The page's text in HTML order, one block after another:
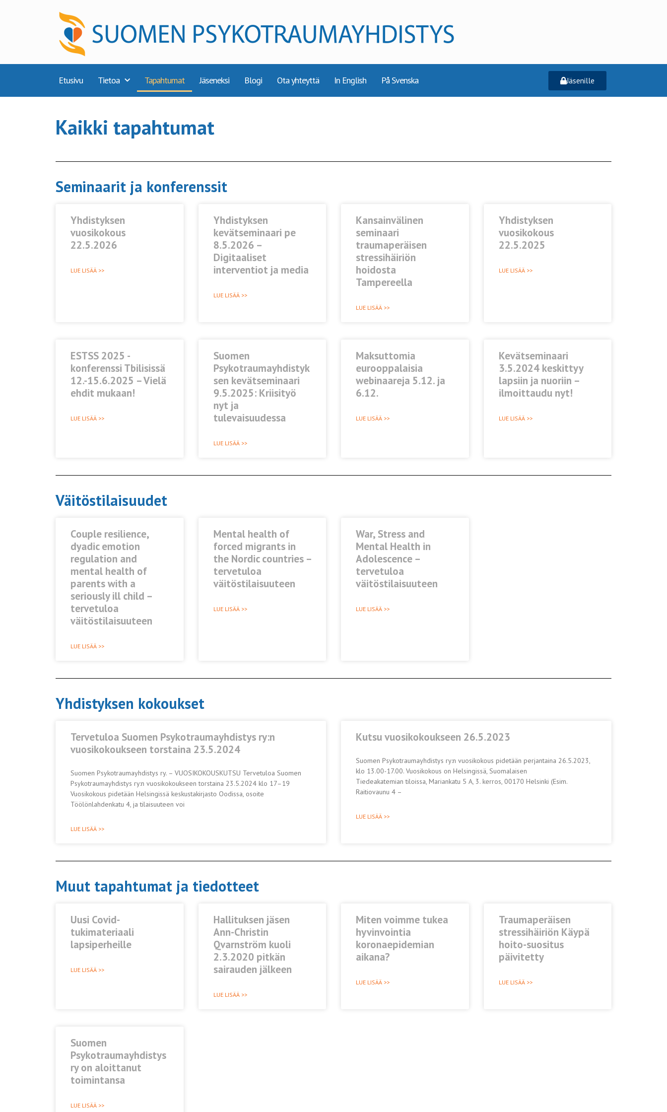
Etusivu Tietoa Tapahtumat Jäseneksi Blogi Ota yhteyttä In English På Svenska Jäsenille
Kaikki tapahtumat
Seminaarit ja konferenssit
Yhdistyksen
vuosikokous
22.5.2026
LUE LISÄÄ >>
Yhdistyksen
kevätseminaari pe
8.5.2026 –
Digitaaliset
interventiot ja media
LUE LISÄÄ >>
Kansainvälinen
seminaari
traumaperäisen
stressihäiriön
hoidosta
Tampereella
LUE LISÄÄ >>
Yhdistyksen
vuosikokous
22.5.2025
LUE LISÄÄ >>
ESTSS 2025 -
konferenssi Tbilisissä
12.-15.6.2025 – Vielä
ehdit mukaan!
LUE LISÄÄ >>
Suomen
Psykotraumayhdistyk
sen kevätseminaari
9.5.2025: Kriisityö
nyt ja
tulevaisuudessa
LUE LISÄÄ >>
Maksuttomia
eurooppalaisia
webinaareja 5.12. ja
6.12.
LUE LISÄÄ >>
Kevätseminaari
3.5.2024 keskittyy
lapsiin ja nuoriin –
ilmoittaudu nyt!
LUE LISÄÄ >>
Väitöstilaisuudet
Couple resilience,
dyadic emotion
regulation and
mental health of
parents with a
seriously ill child –
tervetuloa
väitöstilaisuuteen
LUE LISÄÄ >>
Mental health of
forced migrants in
the Nordic countries –
tervetuloa
väitöstilaisuuteen
LUE LISÄÄ >>
War, Stress and
Mental Health in
Adolescence –
tervetuloa
väitöstilaisuuteen
LUE LISÄÄ >>
Yhdistyksen kokoukset
Tervetuloa Suomen Psykotraumayhdistys ry:n
vuosikokoukseen torstaina 23.5.2024
Suomen Psykotraumayhdistys ry. – VUOSIKOKOUSKUTSU Tervetuloa Suomen
Psykotraumayhdistys ry:n vuosikokoukseen torstaina 23.5.2024 klo 17–19
Vuosikokous pidetään Helsingissä keskustakirjasto Oodissa, osoite
Töölönlahdenkatu 4, ja tilaisuuteen voi
LUE LISÄÄ >>
Kutsu vuosikokoukseen 26.5.2023
Suomen Psykotraumayhdistys ry:n vuosikokous pidetään perjantaina 26.5.2023,
klo 13.00-17.00. Vuosikokous on Helsingissä, Suomalaisen
Tiedeakatemian tiloissa, Mariankatu 5 A, 3. kerros, 00170 Helsinki (Esim.
Raitiovaunu 4 –
LUE LISÄÄ >>
Muut tapahtumat ja tiedotteet
Uusi Covid-
tukimateriaali
lapsiperheille
LUE LISÄÄ >>
Hallituksen jäsen
Ann-Christin
Qvarnström kuoli
2.3.2020 pitkän
sairauden jälkeen
LUE LISÄÄ >>
Miten voimme tukea
hyvinvointia
koronaepidemian
aikana?
LUE LISÄÄ >>
Traumaperäisen
stressihäiriön Käypä
hoito-suositus
päivitetty
LUE LISÄÄ >>
Suomen
Psykotraumayhdistys
ry on aloittanut
toimintansa
LUE LISÄÄ >>